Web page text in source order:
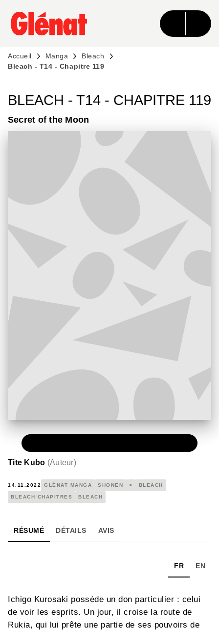
MENU RECHERCHE CONTENU
PIED DE PAGE
Accueil Manga
Bleach
Bleach - T14 - Chapitre 119
BLEACH - T14 - CHAPITRE 119
Secret of the Moon
Tite Kubo (Auteur)
14.11.2022 GLÉNAT MANGA SHONEN > BLEACH
BLEACH CHAPITRES BLEACH
RÉSUMÉ DÉTAILS AVIS
FR EN
Ichigo Kurosaki possède un don particulier : celui
de voir les esprits. Un jour, il croise la route de
Rukia, qui lui prête une partie de ses pouvoirs de